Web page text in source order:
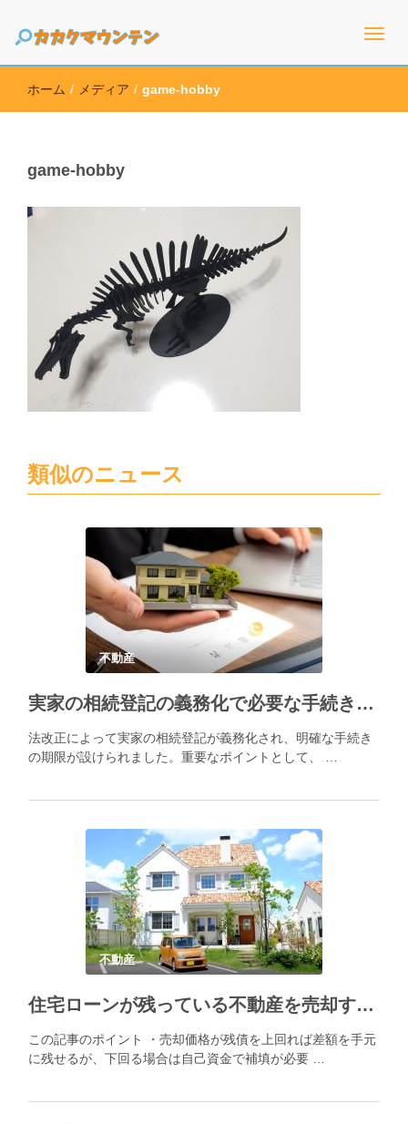
カカクマウンテン
高価買取のための情報を幅広く取り扱うサイト
ホーム / メディア / game-hobby
game-hobby
類似のニュース
不動産
実家の相続登記の義務化で必要な手続きとポイント
法改正によって実家の相続登記が義務化され、明確な手続き
の期限が設けられました。重要なポイントとして、 …
不動産
住宅ローンが残っている不動産を売却する方法
この記事のポイント ・売却価格が残債を上回れば差額を手元
に残せるが、下回る場合は自己資金で補填が必要 …